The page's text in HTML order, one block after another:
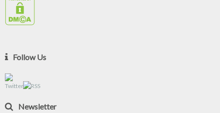
Follow Us
Newsletter